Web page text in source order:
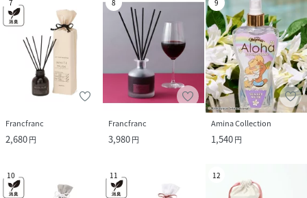
7
Francfranc
2,680円
8
Francfranc
3,980円
9
Amina Collection
1,540円
10 11 12